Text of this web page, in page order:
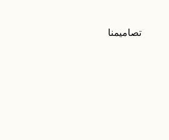
تصاميمنا